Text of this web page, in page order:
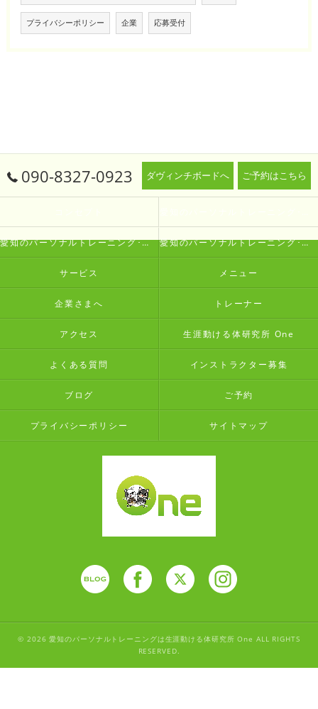
プライバシーポリシー 企業 応募受付
090-8327-0923 ダヴィンチボードへ ご予約はこちら
愛知のパーソナルトレーニング･生涯動ける体研究所 Oneの評判 愛知のパーソナルトレーニング･生涯動ける体研究所 Oneのお客様の声
サービス メニュー
企業さまへ トレーナー
アクセス 生涯動ける体研究所 One
よくある質問 インストラクター募集
ブログ ご予約
プライバシーポリシー サイトマップ
© 2026 愛知のパーソナルトレーニングは生涯動ける体研究所 One ALL RIGHTS
RESERVED.